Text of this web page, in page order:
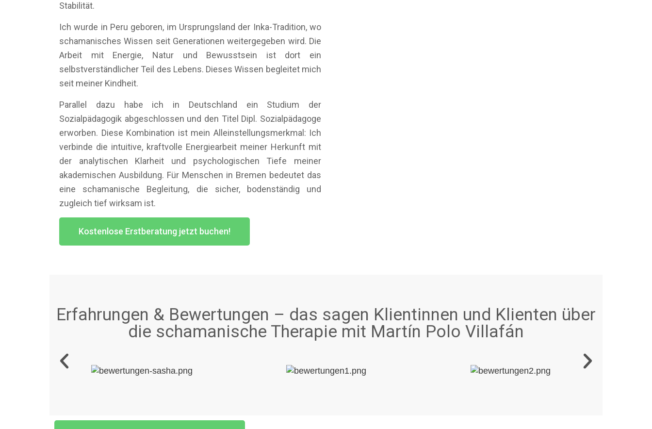
Stabilität.
Ich wurde in Peru geboren, im Ursprungsland der Inka-Tradition, wo
schamanisches Wissen seit Generationen weitergegeben wird. Die
Arbeit mit Energie, Natur und Bewusstsein ist dort ein
selbstverständlicher Teil des Lebens. Dieses Wissen begleitet mich
seit meiner Kindheit.
Parallel dazu habe ich in Deutschland ein Studium der
Sozialpädagogik abgeschlossen und den Titel Dipl. Sozialpädagoge
erworben. Diese Kombination ist mein Alleinstellungsmerkmal: Ich
verbinde die intuitive, kraftvolle Energiearbeit meiner Herkunft mit
der analytischen Klarheit und psychologischen Tiefe meiner
akademischen Ausbildung. Für Menschen in Bremen bedeutet das
eine schamanische Begleitung, die sicher, bodenständig und
zugleich tief wirksam ist.
Kostenlose Erstberatung jetzt buchen!
Erfahrungen & Bewertungen – das sagen Klientinnen und Klienten über
die schamanische Therapie mit Martín Polo Villafán